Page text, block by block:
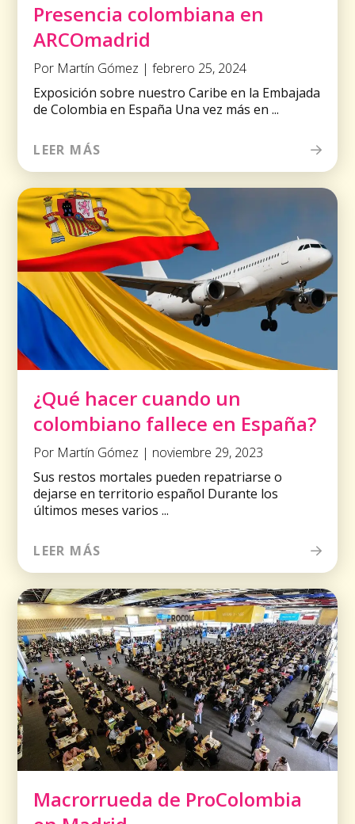
Presencia colombiana en
ARCOmadrid
Por Martín Gómez | febrero 25, 2024
Exposición sobre nuestro Caribe en la Embajada
de Colombia en España Una vez más en ...
LEER MÁS
¿Qué hacer cuando un
colombiano fallece en España?
Por Martín Gómez | noviembre 29, 2023
Sus restos mortales pueden repatriarse o
dejarse en territorio español Durante los
últimos meses varios ...
LEER MÁS
Macrorrueda de ProColombia